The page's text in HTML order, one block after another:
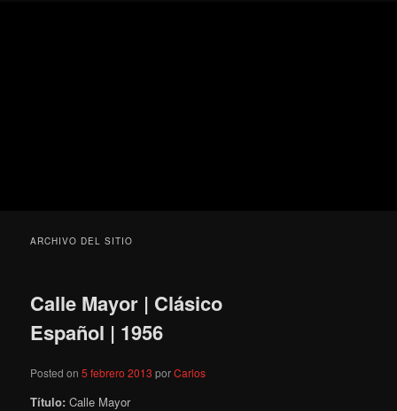
ARCHIVO DEL SITIO
Calle Mayor | Clásico
Español | 1956
Posted on5 febrero 2013 porCarlos
Título: Calle Mayor